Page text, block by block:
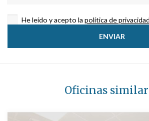
He leído y acepto la política de privacidad
Oficinas